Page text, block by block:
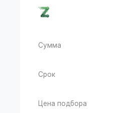
Сумма
Срок
Цена подбора